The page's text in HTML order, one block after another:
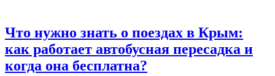
Что нужно знать о поездах в Крым:
как работает автобусная пересадка и
когда она бесплатна?